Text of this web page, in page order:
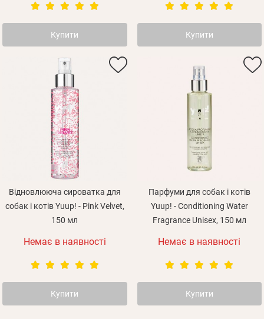
Купити Купити
Відновлююча сироватка для
собак і котів Yuup! - Pink Velvet,
150 мл
Немає в наявності
Купити
Парфуми для собак і котів
Yuup! - Conditioning Water
Fragrance Unisex, 150 мл
Немає в наявності
Купити